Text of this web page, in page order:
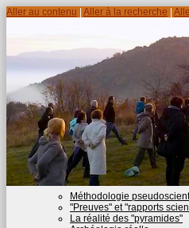
Aller au contenu Aller à la recherche
Méthodologie
"Preuves" et "rapports
La réalité des "pyramides"